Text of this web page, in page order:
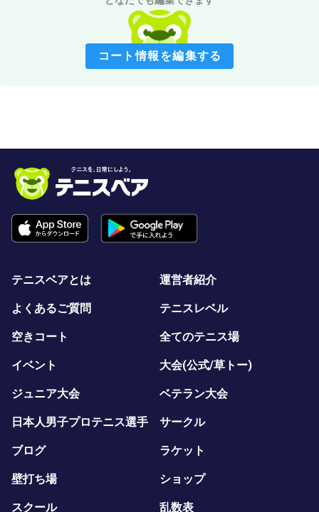
コート情報を編集する
テニスベアとは 運営者紹介
よくあるご質問 テニスレベル
空きコート 全てのテニス場
イベント 大会(公式/草トー)
ジュニア大会 ベテラン大会
日本人男子プロテニス選手 サークル
ブログ ラケット
壁打ち場 ショップ
スクール 乱数表